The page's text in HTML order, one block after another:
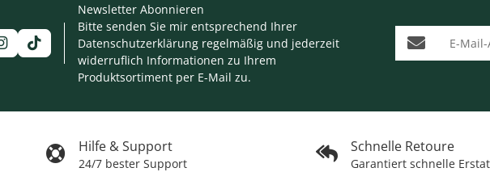
Hilfe & Support
24/7 bester Support
Schnelle Retoure
Garantiert schnelle
Newsletter Abonnieren
Bitte senden Sie mir entsprechend Ihrer
Datenschutzerklärung regelmäßig und jederzeit
widerruflich Informationen zu Ihrem
Produktsortiment per E-Mail zu.
E-Mail-Adresse